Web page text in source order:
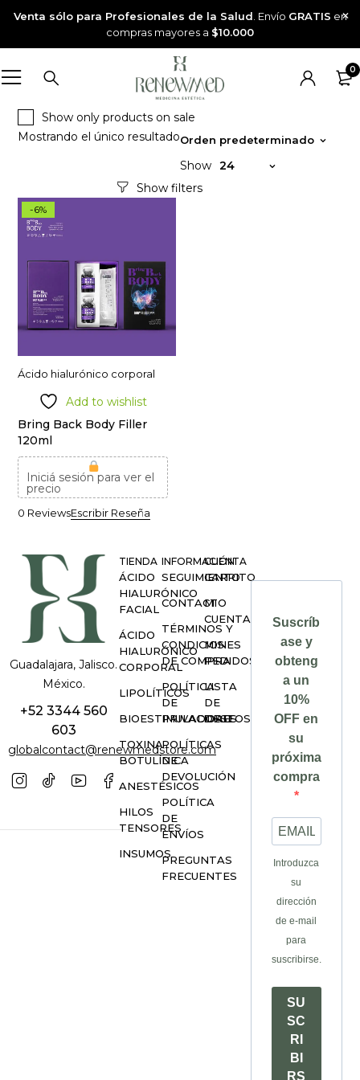
Venta sólo para Profesionales de la Salud . Envío GRATIS en
compras mayores a $10.000
0
Show only products on sale
Mostrando el único resultadoOrden predeterminado
Show 24
-6%
Ácido hialurónico corporal
Add to wishlist
Bring Back Body Filler
120ml
Iniciá sesión para ver el
precio
0 ReviewsEscribir Reseña
Guadalajara, Jalisco.
México.
+52 3344 560
603
globalcontact@renewmedstore.com
TIENDA
ÁCIDO
HIALURÓNICO
FACIAL
ÁCIDO
HIALURÓNICO
CORPORAL
LIPOLÍTICOS
BIOESTIMULADORES
TOXINA
BOTULÍNICA
ANESTÉSICOS
HILOS
TENSORES
INSUMOS
INFORMACIÓN
SEGUIMIENTO
CONTACTO
TÉRMINOS Y
CONDICIONES
DE COMPRA
POLÍTICA
DE
PRIVACIDAD
POLÍTICAS
DE
DEVOLUCIÓN
POLÍTICA
DE
ENVÍOS
PREGUNTAS
FRECUENTES
CUENTA
CARRITO
MI
CUENTA
MIS
PEDIDOS
LISTA
DE
DESEOS
Suscríb
ase y
obteng
a un
10%
OFF en
su
próxima
compra
Introduzca
su
dirección
de e-mail
para
suscribirse.
SU
SC
RI
BI
RS